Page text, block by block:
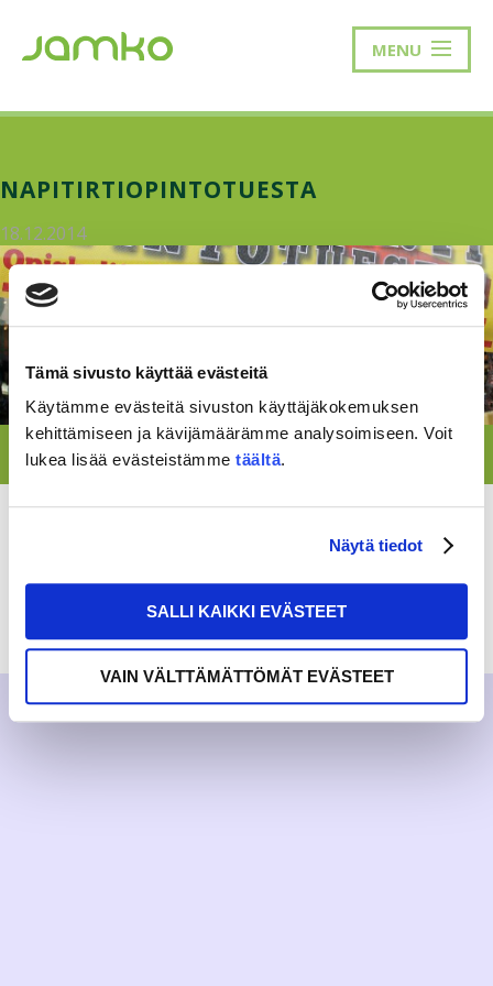
Tämä sivusto käyttää evästeitä
Käytämme evästeitä sivuston käyttäjäkokemuksen
kehittämiseen ja kävijämäärämme analysoimiseen. Voit
lukea lisää evästeistämme täältä.
Näytä tiedot
SALLI KAIKKI EVÄSTEET
VAIN VÄLTTÄMÄTTÖMÄT EVÄSTEET
MENU
NAPITIRTIOPINTOTUESTA
18.12.2014
WITH LOVE, MEOM